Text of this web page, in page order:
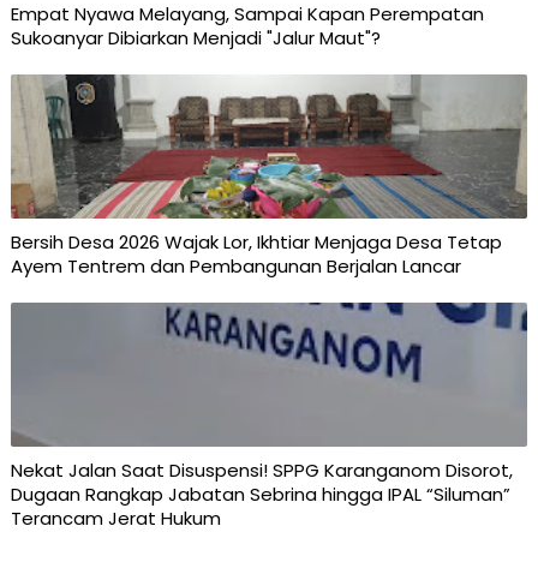
Empat Nyawa Melayang, Sampai Kapan Perempatan
Sukoanyar Dibiarkan Menjadi "Jalur Maut"?
Bersih Desa 2026 Wajak Lor, Ikhtiar Menjaga Desa Tetap
Ayem Tentrem dan Pembangunan Berjalan Lancar
Nekat Jalan Saat Disuspensi! SPPG Karanganom Disorot,
Dugaan Rangkap Jabatan Sebrina hingga IPAL “Siluman”
Terancam Jerat Hukum